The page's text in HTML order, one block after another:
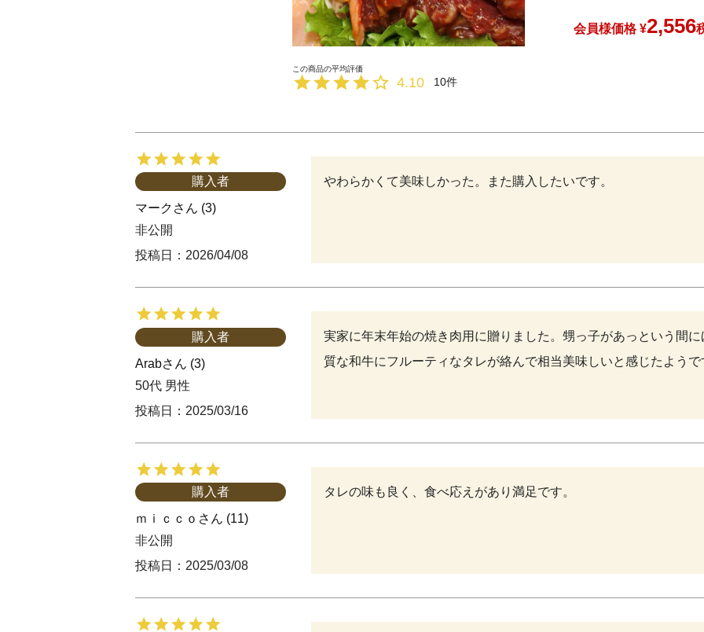
会員様価格 ¥2,556
4.10 10
マーク 3
購入者
非公開
投稿日
2026/04/08
やわらかくて美味しかった。また購入したいです。
Arab 3
購入者
50代 男性
投稿日
2025/03/16
実家に年末年始の焼き肉用に贈りました。甥っ子があっという間
質な和牛にフルーティなタレが絡んで相当美味しいと感じたようで
ｍｉｃｃｏ 11
購入者
非公開
投稿日
2025/03/08
タレの味も良く、食べ応えがあり満足です。